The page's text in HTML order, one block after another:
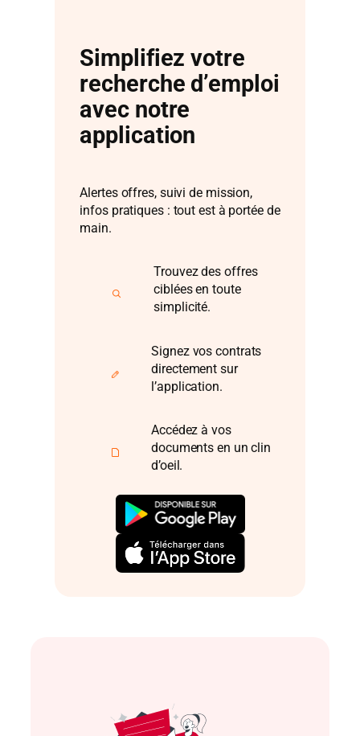
Simplifiez votre
recherche d’emploi
avec notre
application
Alertes offres, suivi de mission,
infos pratiques : tout est à portée de
main.
Trouvez des offres
ciblées en toute
simplicité.
Signez vos contrats
directement sur
l’application.
Accédez à vos
documents en un clin
d’oeil.